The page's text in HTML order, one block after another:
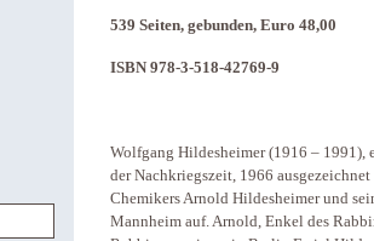
539 Seiten, gebunden, Euro 48,00
ISBN 978-3-518-42769-9
Wolfgang Hildesheimer (1916 – 1991),
der Nachkriegszeit, 1966
Chemikers Arnold Hildesheimer und
Mannheim auf. Arnold, Enkel des